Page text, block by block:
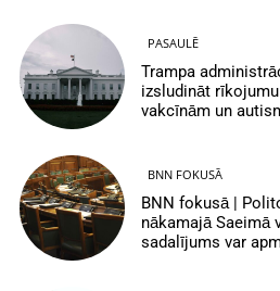
PASAULĒ
Trampa
izsludināt
vakcīnām un
BNN FOKUSĀ
BNN fokusā |
nākamajā Saeimā
sadalījums var